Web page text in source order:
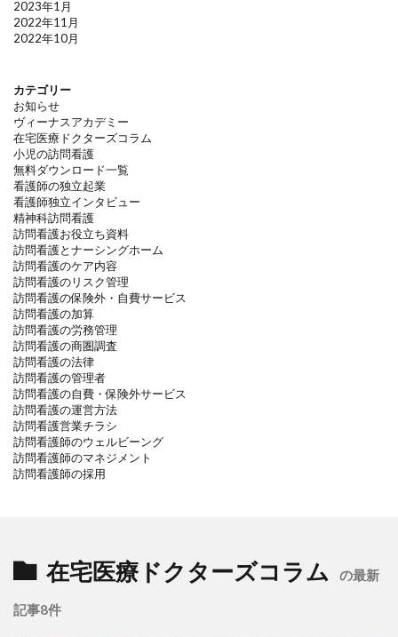
2023年1月
2022年11月
2022年10月
カテゴリー
お知らせ
ヴィーナスアカデミー
在宅医療ドクターズコラム
小児の訪問看護
無料ダウンロード一覧
看護師の独立起業
看護師独立インタビュー
精神科訪問看護
訪問看護お役立ち資料
訪問看護とナーシングホーム
訪問看護のケア内容
訪問看護のリスク管理
訪問看護の保険外・自費サービス
訪問看護の加算
訪問看護の労務管理
訪問看護の商圏調査
訪問看護の法律
訪問看護の管理者
訪問看護の自費・保険外サービス
訪問看護の運営方法
訪問看護営業チラシ
訪問看護師のウェルビーング
訪問看護師のマネジメント
訪問看護師の採用
在宅医療ドクターズコラム の最新
記事8件